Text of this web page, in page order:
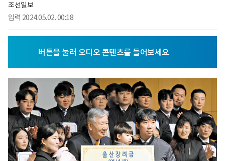
조선일보
입력 2024.05.02. 00:18